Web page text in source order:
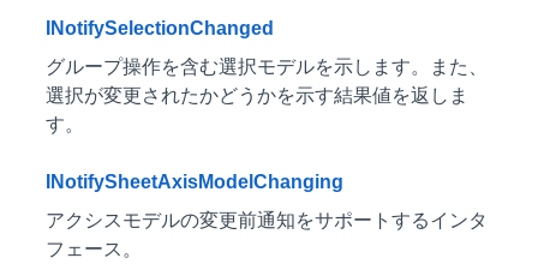
INotifySelectionChanged
グループ操作を含む選択モデルを示します。また、
選択が変更されたかどうかを示す結果値を返しま
す。
INotifySheetAxisModelChanging
アクシスモデルの変更前通知をサポートするインタ
フェース。